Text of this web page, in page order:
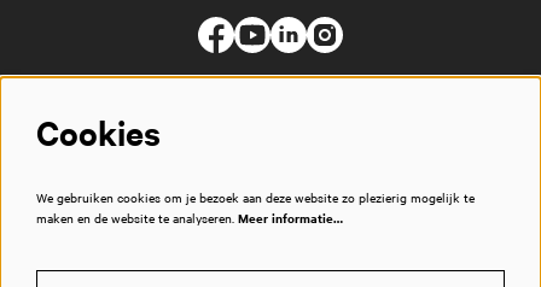
Cookies
We gebruiken cookies om je bezoek aan deze website zo plezierig mogelijk te
maken en de website te analyseren. Meer informatie…